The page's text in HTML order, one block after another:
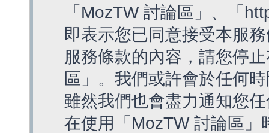
「MozTW 討論區」、「
即表示您已同意接受本服
服務條款的內容，請您停
區」。我們或許會於任何
雖然我們也會盡力通知您
在使用「MozTW 討論區